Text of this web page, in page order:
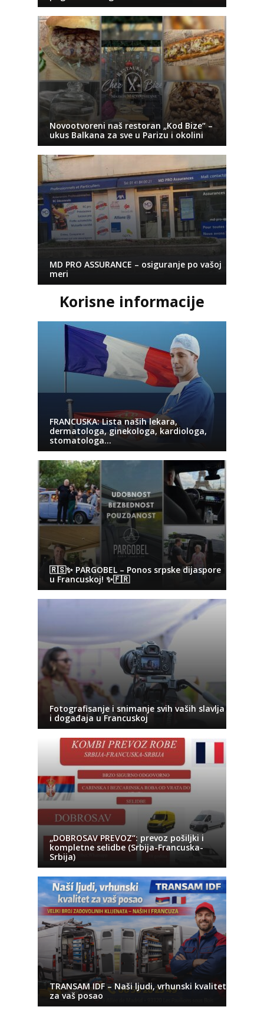
Novootvoreni naš restoran „Kod Bize“ –
ukus Balkana za sve u Parizu i okolini
MD PRO ASSURANCE – osiguranje po vašoj
meri
Korisne informacije
FRANCUSKA: Lista naših lekara,
dermatologa, ginekologa, kardiologa,
stomatologa…
🇷🇸✨ PARGOBEL – Ponos srpske dijaspore
u Francuskoj! ✨🇫🇷
Fotografisanje i snimanje svih vaših slavlja
i događaja u Francuskoj
„DOBROSAV PREVOZ“: prevoz pošiljki i
kompletne selidbe (Srbija-Francuska-
Srbija)
TRANSAM IDF – Naši ljudi, vrhunski kvalitet
za vaš posao